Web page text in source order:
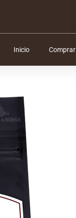
Inicio Comprar